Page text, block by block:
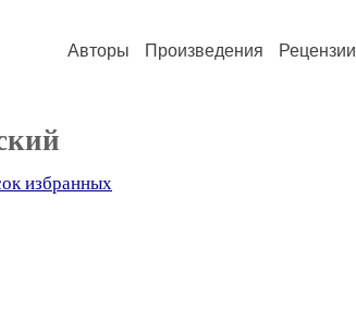
Авторы Произведения Рецензии
избранных